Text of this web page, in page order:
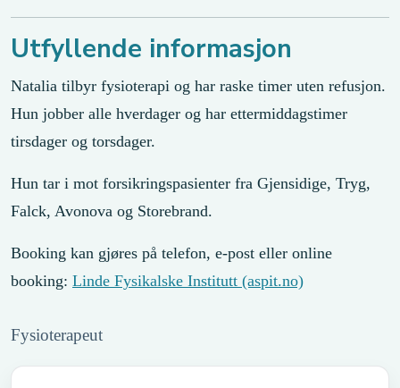
Utfyllende informasjon
Natalia tilbyr fysioterapi og har raske timer uten refusjon.
Hun jobber alle hverdager og har ettermiddagstimer
tirsdager og torsdager.
Hun tar i mot forsikringspasienter fra Gjensidige, Tryg,
Falck, Avonova og Storebrand.
Booking kan gjøres på telefon, e-post eller online
booking: Linde Fysikalske Institutt (aspit.no)
Fysioterapeut